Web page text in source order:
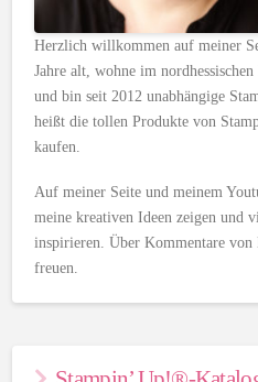
Herzlich willkommen auf meiner
Jahre alt, wohne im
und bin seit 2012 unabhängige
heißt die tollen Produkte von
kaufen.
Auf meiner Seite und meinem
meine kreativen Ideen zeigen und
inspirieren. Über Kommentare
freuen.